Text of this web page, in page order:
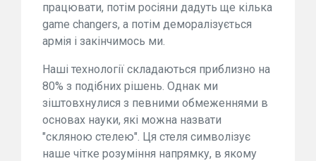
працювати, потім росіяни дадуть ще кілька
game changers, а потім деморалізується
армія і закінчимось ми.
Наші технології складаються приблизно на
80% з подібних рішень. Однак ми
зіштовхнулися з певними обмеженнями в
основах науки, які можна назвати
"скляною стелею". Ця стеля символізує
наше чітке розуміння напрямку, в якому